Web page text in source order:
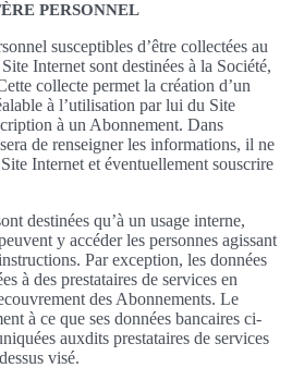
PERSONNEL
susceptibles d’être collectées au
Internet sont destinées à la Société,
collecte permet la création d’un
à l’utilisation par lui du Site
à un Abonnement. Dans
de renseigner les informations, il ne
Internet et éventuellement souscrire
destinées qu’à un usage interne,
y accéder les personnes agissant
Par exception, les données
à des prestataires de services en
des Abonnements. Le
à ce que ses données bancaires ci-
auxdits prestataires de services
visé.